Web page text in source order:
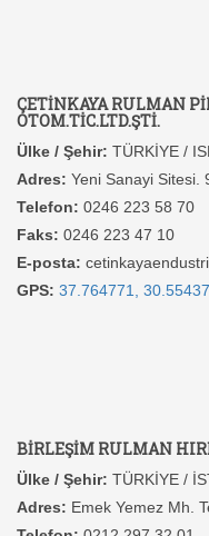
ÇETİNKAYA RULMAN
OTOM.TİC.LTD.ŞTİ.
Ülke / Şehir: TÜRKİYE /
Adres: Yeni Sanayi Sitesi.
Telefon: 0246 223 58 70
Faks: 0246 223 47 10
E-posta:
GPS: 37.764771,
BİRLEŞİM RULMAN
Ülke / Şehir: TÜRKİYE /
Adres: Emek Yemez Mh.